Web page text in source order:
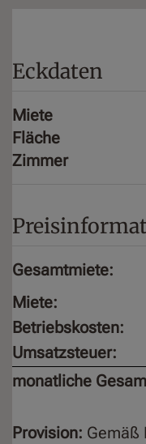
Eckdaten
Miete
Fläche
Zimmer
Gesamtmiete:
Miete:
Betriebskosten:
Umsatzsteuer:
monatliche
Provision: Gemäß